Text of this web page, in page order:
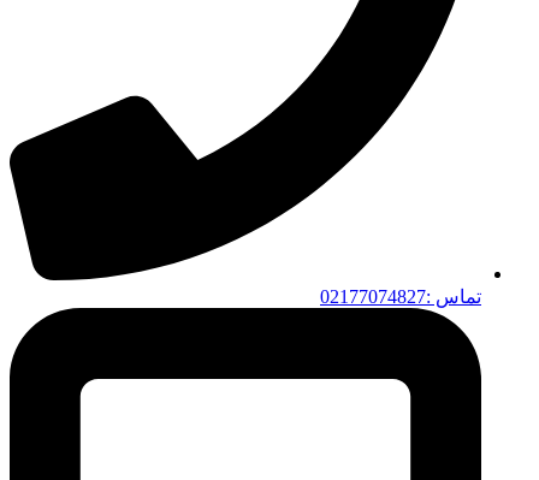
تماس :02177074827